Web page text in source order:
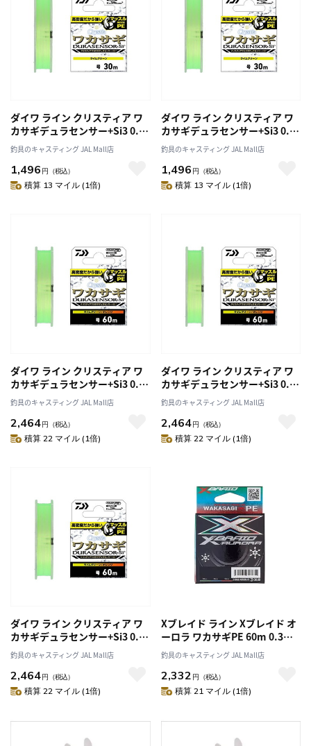
ダイワ ライン クリスティア ワ
カサギデュラセンサー+Si3 0.2
号 30m
釣具のキャスティング JAL Mall店
1,496 円 （税込）
積算 13 マイル (1倍)
ダイワ ライン クリスティア ワ
カサギデュラセンサー+Si3 0.3
号 30m
釣具のキャスティング JAL Mall店
1,496 円 （税込）
積算 13 マイル (1倍)
ダイワ ライン クリスティア ワ
カサギデュラセンサー+Si3 0.15
号 60m
釣具のキャスティング JAL Mall店
2,464円 （税込）
積算 22 マイル (1倍)
ダイワ ライン クリスティア ワ
カサギデュラセンサー+Si3 0.2
号 60m
釣具のキャスティング JAL Mall店
2,464円 （税込）
積算 22 マイル (1倍)
ダイワ ライン クリスティア ワ
カサギデュラセンサー+Si3 0.3
号 60m
釣具のキャスティング JAL Mall店
2,464円 （税込）
積算 22 マイル (1倍)
Xブレイド ライン Xブレイド オ
ーロラ ワカサギPE 60m 0.3号
X8
釣具のキャスティング JAL Mall店
2,332 円 （税込）
積算 21 マイル (1倍)